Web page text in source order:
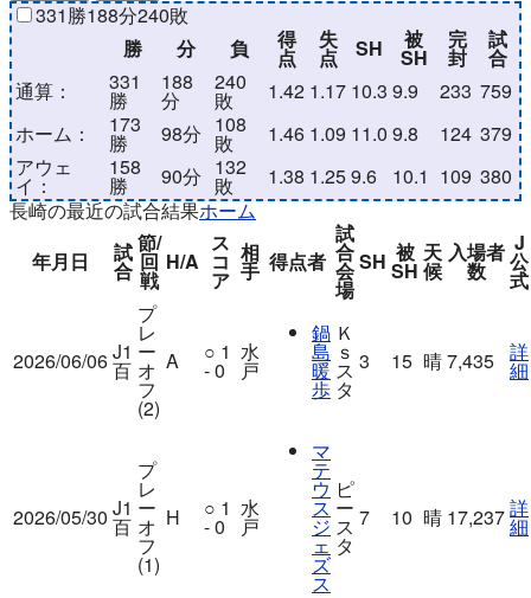
331勝188分240敗
勝
分 負 得
点
失
点 SH 被
SH
完
封
試
合
通算：
331
勝
188
分
240
敗 1.42 1.17 10.3 9.9 233 759
ホーム：
173
勝 98分 108
敗 1.46 1.09 11.0 9.8 124 379
アウェ
イ：
158
勝 90分 132
敗 1.38 1.259.6 10.1 109 380
長崎の最近の試合結果ホーム
年月日
試
合
節/
回
戦
H/A
ス
コ
ア
相
手 得点者
試
合
会
場
SH 被
SH
天
候
入場者
数
J
公
式
2026/06/06J1
百
プ
レ
ー
オ
フ
(2)
A ○ 1
- 0
水
戸
鍋
島
暖
歩
Ｋ
ｓ
ス
タ
3 15 晴7,435 詳
細
2026/05/30 J1
百
プ
レ
ー
オ
フ
(1)
H ○ 1
- 0
水
戸
マ
テ
ウ
ス
ジ
ェ
ズ
ス
ピ
ー
ス
タ
7 10 晴 17,237詳
細